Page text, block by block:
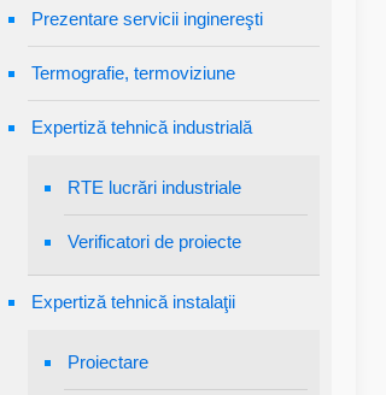
Prezentare servicii inginereşti
Termografie, termoviziune
Expertiză tehnică industrială
RTE lucrări industriale
Verificatori de proiecte
Expertiză tehnică instalaţii
Proiectare